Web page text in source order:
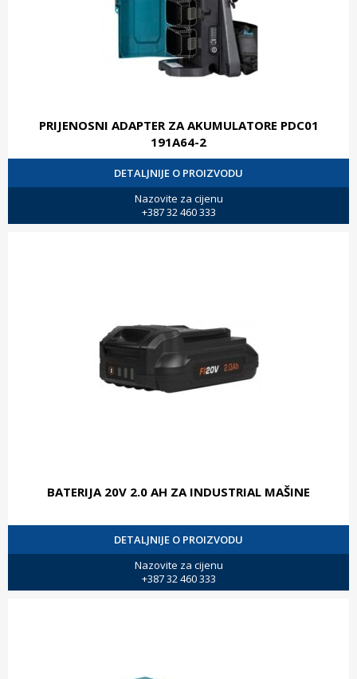
PRIJENOSNI ADAPTER ZA AKUMULATORE PDC01
191A64-2
DETALJNIJE O PROIZVODU
Nazovite za cijenu
+387 32 460 333
BATERIJA 20V 2.0 AH ZA INDUSTRIAL MAŠINE
DETALJNIJE O PROIZVODU
Nazovite za cijenu
+387 32 460 333